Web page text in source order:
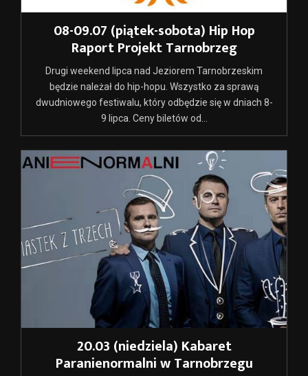
08-09.07 (piątek-sobota) Hip Hop
Raport Projekt Tarnobrzeg
Drugi weekend lipca nad Jeziorem Tarnobrzeskim
będzie należał do hip-hopu. Wszystko za sprawą
dwudniowego festiwalu, który odbędzie się w dniach 8-
9 lipca. Ceny biletów od...
20.03 (niedziela) Kabaret
Paranienormalni w Tarnobrzegu